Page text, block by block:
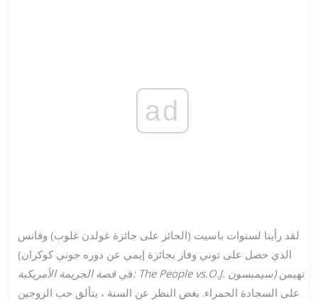
ad
لقد رأينا لسنوات باسيت (الحائز على جائزة غولدن غلوب) وفانس
(الذي حصل على توني وفاز بجائزة إيمي عن دوره جوني كوكران
في
قصة الجريمة الأمريكية: The People vs.O.J. سيمبسون)تهيمن
على السجادة الحمراء. بغض النظر عن السنة ، يتألق حب الزوجين